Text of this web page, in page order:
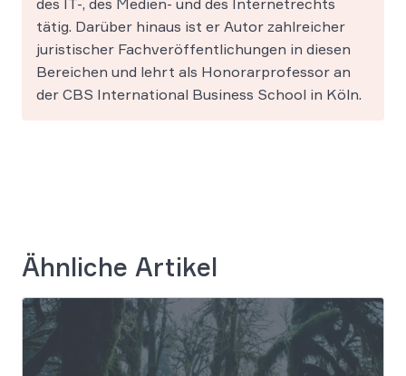
des IT-, des Medien- und des Internetrechts
tätig. Darüber hinaus ist er Autor zahlreicher
juristischer Fachveröffentlichungen in diesen
Bereichen und lehrt als Honorarprofessor an
der CBS International Business School in Köln.
Ähnliche Artikel